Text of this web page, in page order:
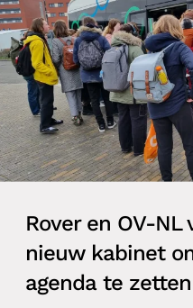
Rover en OV-NL
nieuw kabinet
agenda te zetten